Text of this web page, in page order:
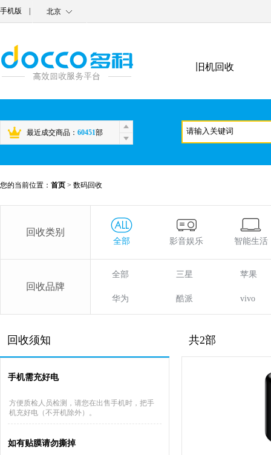
手机版 北京
旧机回收
最近成交商品： 60451部
您的当前位置： 首页 > 数码回收
回收类别
全部 影音娱乐 智能生活
回收品牌
全部 三星 苹果
华为 酷派 vivo
回收须知
手机需充好电
方便质检人员检测，请您在出售手机时，把手
机充好电（不开机除外）。
如有贴膜请勿撕掉
共2部